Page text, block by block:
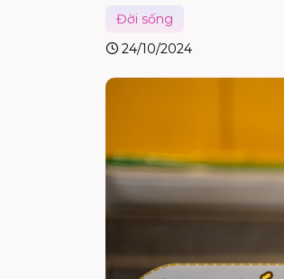
Đời sống
24/10/2024